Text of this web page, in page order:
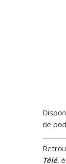
de
Télé,